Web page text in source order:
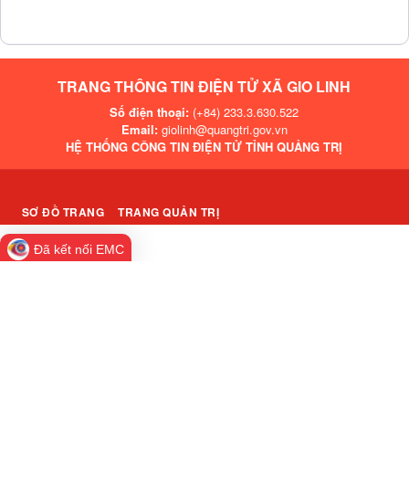
TRANG THÔNG TIN ĐIỆN TỬ XÃ GIO LINH
Số điện thoại: (+84) 233.3.630.522
Email:giolinh@quangtri.gov.vn
HỆ THỐNG CÔNG TIN ĐIỆN TỬ TỈNH QUẢNG TRỊ
SƠ ĐỒ TRANG TRANG QUẢN TRỊ
Đã kết nối EMC